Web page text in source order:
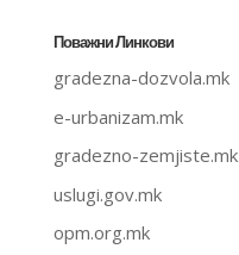
Поважни Линкови
gradezna-dozvola.mk
e-urbanizam.mk
gradezno-zemjiste.mk
uslugi.gov.mk
opm.org.mk